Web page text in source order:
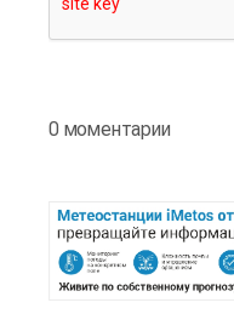
0 моментарии